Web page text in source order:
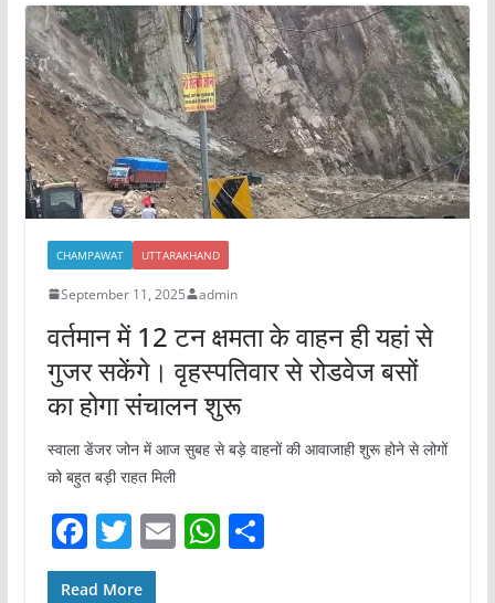
b
o
o
k
A
p
p
CHAMPAWAT UTTARAKHAND
September 11, 2025 admin
वर्तमान में 12 टन क्षमता के वाहन ही यहां से
गुजर सकेंगे। वृहस्पतिवार से रोडवेज बसों
का होगा संचालन‌ शुरू
स्वाला डेंजर जोन में आज सुबह से बड़े वाहनों की आवाजाही शुरू होने से लोगों
को बहुत बड़ी राहत मिली
F
a
T
w
E W S
Read More